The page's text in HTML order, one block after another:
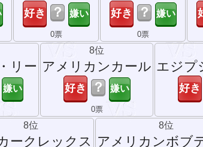
？
0票
？
0票
リー
8位
アメリカンカール
？
0票
エジプ
8位
ークレックス
8位
アメリカンボブ